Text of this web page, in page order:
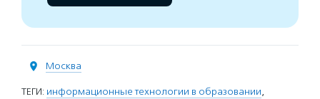
Москва
ТЕГИ: информационные технологии в образовании,